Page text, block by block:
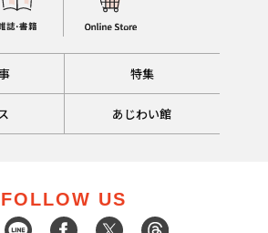
特集
あじわい館
FOLLOW US